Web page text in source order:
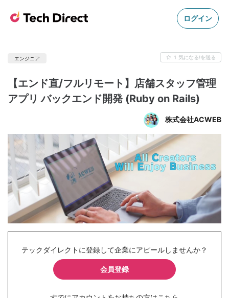
ログイン
エンジニア 1 気になる!を送る
【エンド直/フルリモート】店舗スタッフ管理
アプリ バックエンド開発 (Ruby on Rails)
株式会社ACWEB
テックダイレクトに登録して企業にアピールしませんか？
会員登録